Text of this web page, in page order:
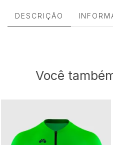
DESCRIÇÃO
Você